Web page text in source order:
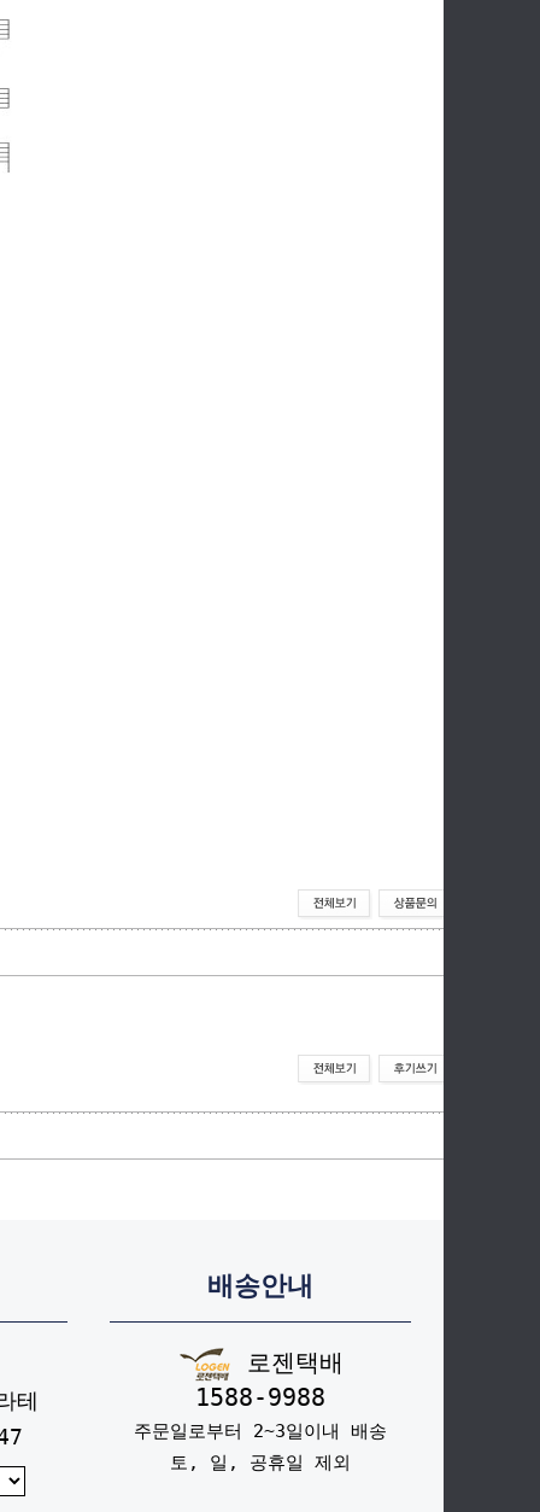
테
배송안내
로젠택배
1588-9988
주문일로부터 2~3일이내 배송
토, 일, 공휴일 제외